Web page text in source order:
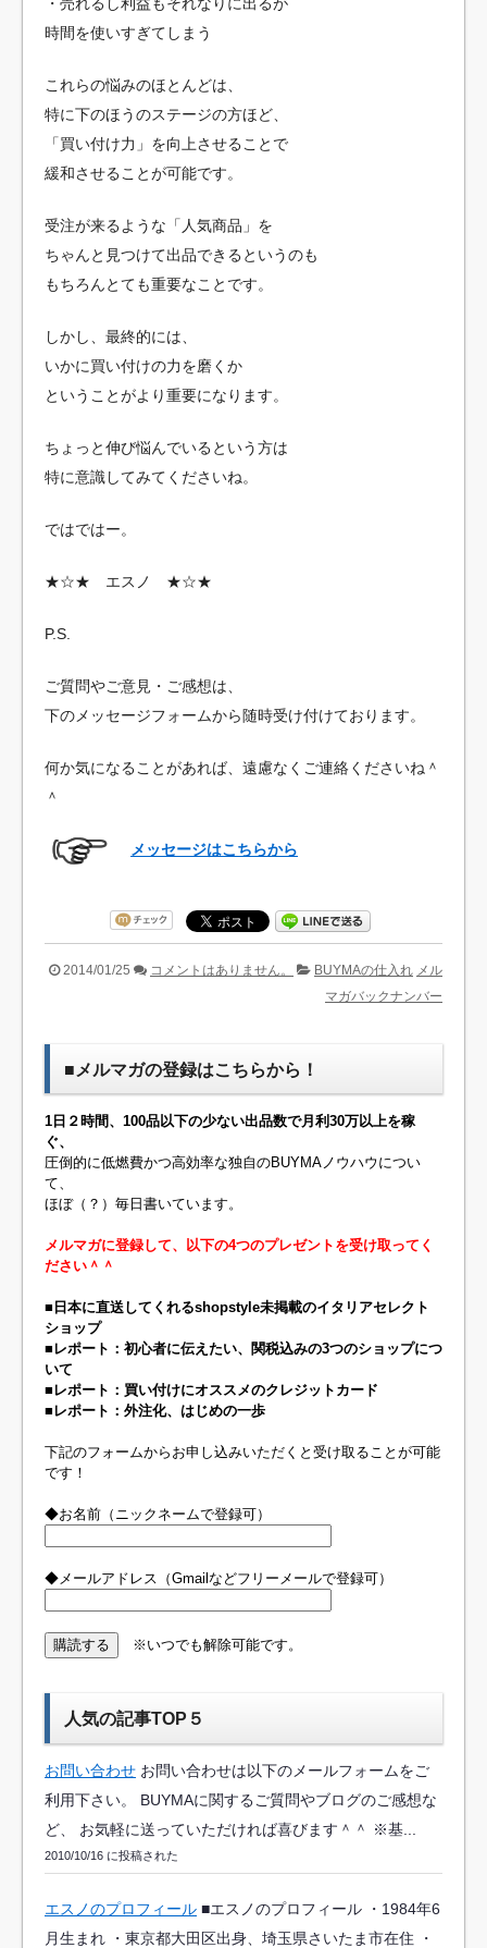
時間を使いすぎてしまう
これらの悩みのほとんどは、
特に下のほうのステージの方ほど、
「買い付け力」を向上させることで
緩和させることが可能です。
受注が来るような「人気商品」を
ちゃんと見つけて出品できるというのも
もちろんとても重要なことです。
しかし、最終的には、
いかに買い付けの力を磨くか
ということがより重要になります。
ちょっと伸び悩んでいるという方は
特に意識してみてくださいね。
ではではー。
★☆★ エスノ ★☆★
P.S.
ご質問やご意見・ご感想は、
下のメッセージフォームから随時受け付けております。
何か気になることがあれば、遠慮なくご連絡くださいね＾
＾
メッセージはこちらから
2014/01/25 コメントはありません。 BUYMAの仕入れ メル
マガバックナンバー
■メルマガの登録はこちらから！
1日２時間、100品以下の少ない出品数で月利30万以上を稼
ぐ、
圧倒的に低燃費かつ高効率な独自のBUYMAノウハウについ
て、
ほぼ（？）毎日書いています。
メルマガに登録して、以下の4つのプレゼントを受け取ってく
ださい＾＾
■日本に直送してくれるshopstyle未掲載のイタリアセレクト
ショップ
■レポート：初心者に伝えたい、関税込みの3つのショップにつ
いて
■レポート：買い付けにオススメのクレジットカード
■レポート：外注化、はじめの一歩
下記のフォームからお申し込みいただくと受け取ることが可能
です！
◆お名前（ニックネームで登録可）
◆メールアドレス（Gmailなどフリーメールで登録可）
※いつでも解除可能です。
人気の記事TOP５
お問い合わせ お問い合わせは以下のメールフォームをご
利用下さい。 BUYMAに関するご質問やブログのご感想な
ど、 お気軽に送っていただければ喜びます＾＾ ※基...
2010/10/16 に投稿された
エスノのプロフィール ■エスノのプロフィール ・1984年6
月生まれ ・東京都大田区出身、埼玉県さいたま市在住 ・